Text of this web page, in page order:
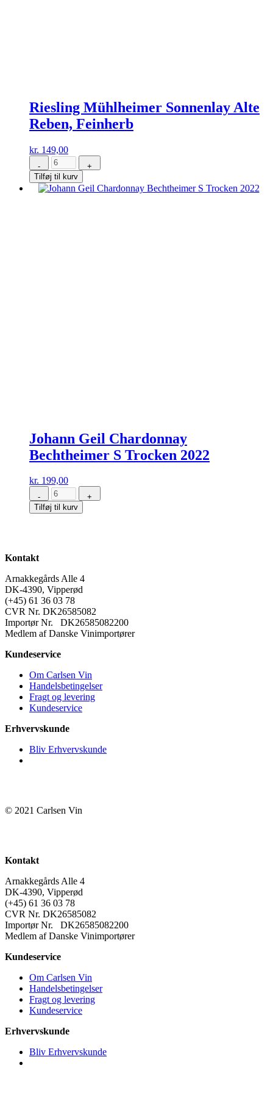
Riesling Mühlheimer Sonnenlay Alte
Reben, Feinherb
kr. 149,00
-
Riesling
Mühlheimer
Sonnenlay
+
Tilføj til kurv
Johann Geil Chardonnay
Bechtheimer S Trocken 2022
kr. 199,00
-
Johann
Geil
Trocken
2022
antal
+
Tilføj til kurv
Kontakt
Arnakkegårds Alle 4
DK-4390, Vipperød
(+45) 61 36 03 78
CVR Nr. DK26585082
Importør Nr. DK26585082200
Medlem af Danske Vinimportører
Kundeservice
Om Carlsen Vin
Handelsbetingelser
Fragt og levering
Kundeservice
Erhvervskunde
Bliv Erhvervskunde
© 2021 Carlsen Vin
Kontakt
Arnakkegårds Alle 4
DK-4390, Vipperød
(+45) 61 36 03 78
CVR Nr. DK26585082
Importør Nr. DK26585082200
Medlem af Danske Vinimportører
Kundeservice
Om Carlsen Vin
Handelsbetingelser
Fragt og levering
Kundeservice
Erhvervskunde
Bliv Erhvervskunde